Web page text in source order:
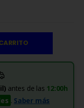
antes de las 12:00h
. Saber más